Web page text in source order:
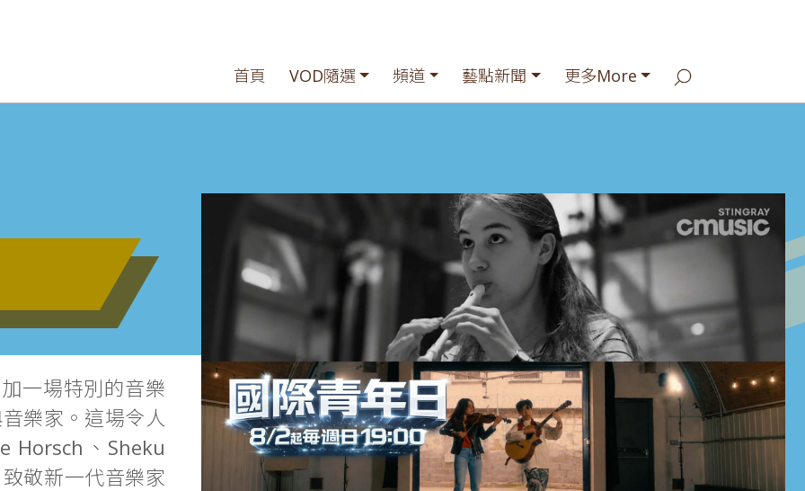
首頁 VOD隨選 頻道 藝點新聞 更多More
一場特別的音樂
樂家。這場令人
Horsch、Sheku
敬新一代音樂家